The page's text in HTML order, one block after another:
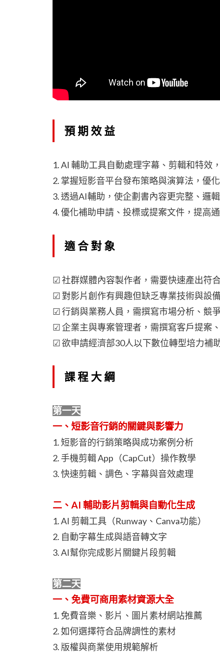
預期效益
1. AI 輔助工具自動處理字幕、剪輯和特效
2. 掌握短影音平台發布策略與演算法，優
3. 透過AI輔助，使企劃書內容更完整、邏
4. 優化補助申請、投標或提案文件，提高
適合對象
☑ 社群媒體內容製作者，需要快速產出符
☑ 對影片創作有興趣但缺乏專業技術與設
☑ 行銷與業務人員，需撰寫市場分析、競
☑ 企業主與專案管理者，需撰寫客戶提案
☑ 欲申請經濟部30人以下數位轉型培力補
課程大綱
第一天
一、短影音行銷的關鍵與影響力
1. 短影音的行銷策略與成功案例分析
2. 手機剪輯 App（CapCut）操作教學
3. 快速剪輯、調色、字幕與音效處理
二、AI 輔助影片剪輯與自動化生成
1. AI 剪輯工具（Runway、Canva功能）
2. 自動字幕生成與語音轉文字
3. AI幫你完成影片關鍵片段剪輯
第二天
一、免費可商用素材資源大全
1. 免費音樂、影片、圖片素材網站推薦
2. 如何選擇符合品牌調性的素材
3. 版權與商業使用規範解析